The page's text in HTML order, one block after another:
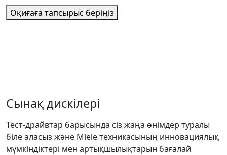
Оқиғаға тапсырыс беріңіз
Сынақ дискілері
Тест-драйвтар барысында сіз жаңа өнімдер туралы
біле аласыз және Miele техникасының инновациялық
мүмкіндіктері мен артықшылықтарын бағалай